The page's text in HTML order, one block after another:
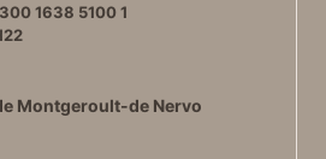
1638 5100 1
Montgeroult-de Nervo